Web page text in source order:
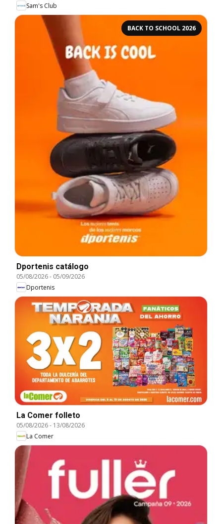
Sam's Club
BACK TO SCHOOL 2026
Dportenis catálogo
05/08/2026- 05/09/2026
Dportenis
La Comer folleto
05/08/2026- 13/08/2026
La Comer